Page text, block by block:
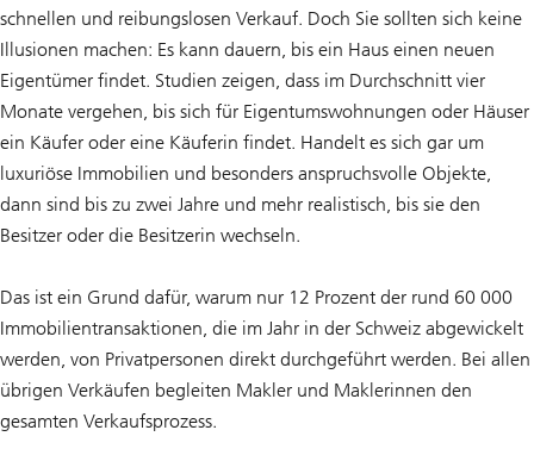
schnellen und reibungslosen Verkauf. Doch Sie sollten sich keine
Illusionen machen: Es kann dauern, bis ein Haus einen neuen
Eigentümer findet. Studien zeigen, dass im Durchschnitt vier
Monate vergehen, bis sich für Eigentumswohnungen oder Häuser
ein Käufer oder eine Käuferin findet. Handelt es sich gar um
luxuriöse Immobilien und besonders anspruchsvolle Objekte,
dann sind bis zu zwei Jahre und mehr realistisch, bis sie den
Besitzer oder die Besitzerin wechseln.
Das ist ein Grund dafür, warum nur 12 Prozent der rund 60 000
Immobilientransaktionen, die im Jahr in der Schweiz abgewickelt
werden, von Privatpersonen direkt durchgeführt werden. Bei allen
übrigen Verkäufen begleiten Makler und Maklerinnen den
gesamten Verkaufsprozess.